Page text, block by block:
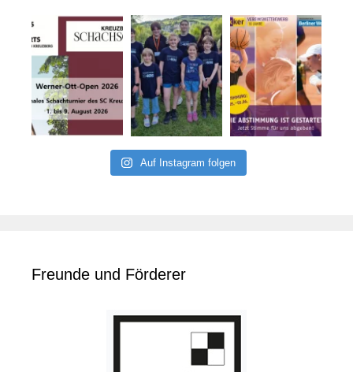
Auf Instagram folgen
Freunde und Förderer